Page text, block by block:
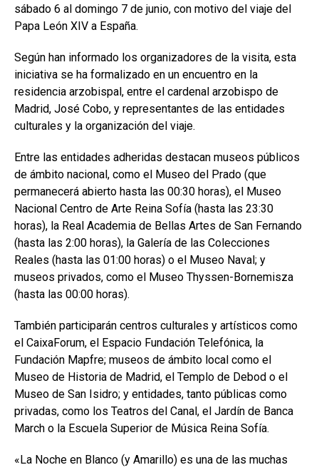
sábado 6 al domingo 7 de junio, con motivo del viaje del
Papa León XIV a España.
Según han informado los organizadores de la visita, esta
iniciativa se ha formalizado en un encuentro en la
residencia arzobispal, entre el cardenal arzobispo de
Madrid, José Cobo, y representantes de las entidades
culturales y la organización del viaje.
Entre las entidades adheridas destacan museos públicos
de ámbito nacional, como el Museo del Prado (que
permanecerá abierto hasta las 00:30 horas), el Museo
Nacional Centro de Arte Reina Sofía (hasta las 23:30
horas), la Real Academia de Bellas Artes de San Fernando
(hasta las 2:00 horas), la Galería de las Colecciones
Reales (hasta las 01:00 horas) o el Museo Naval; y
museos privados, como el Museo Thyssen-Bornemisza
(hasta las 00:00 horas).
También participarán centros culturales y artísticos como
el CaixaForum, el Espacio Fundación Telefónica, la
Fundación Mapfre; museos de ámbito local como el
Museo de Historia de Madrid, el Templo de Debod o el
Museo de San Isidro; y entidades, tanto públicas como
privadas, como los Teatros del Canal, el Jardín de Banca
March o la Escuela Superior de Música Reina Sofía.
«La Noche en Blanco (y Amarillo) es una de las muchas